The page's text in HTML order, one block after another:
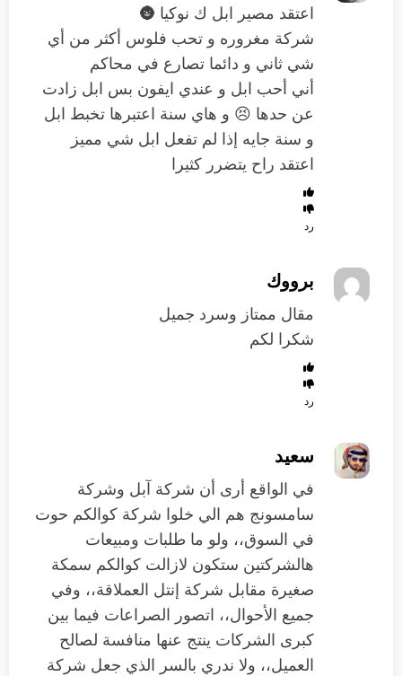
اعتقد مصير ابل ك نوكيا 🌚
شركة مغروره و تحب فلوس أكثر من أي
شي ثاني و دائما تصارع في محاكم
أني أحب ابل و عندي ايفون بس ابل زادت
عن حدها 😣 و هاي سنة اعتبرها تخبط ابل
و سنة جايه إذا لم تفعل ابل شي مميز
اعتقد راح يتضرر كثيرا
رد
برووك
مقال ممتاز وسرد جميل
شكرا لكم
رد
سعيد
في الواقع أرى أن شركة آبل وشركة
سامسونج هم الي خلوا شركة كوالكم حوت
في السوق،، ولو ما طلبات ومبيعات
هالشركتين ستكون لازالت كوالكم سمكة
صغيرة مقابل شركة إنتل العملاقة،، وفي
جميع الأحوال،، اتصور الصراعات فيما بين
كبرى الشركات ينتج عنها منافسة لصالح
العميل،، ولا ندري بالسر الذي جعل شركة